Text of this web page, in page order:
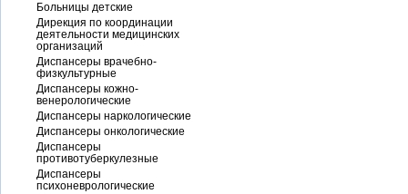
Больницы детские
Дирекция по координации
деятельности медицинских
организаций
Диспансеры врачебно-
физкультурные
Диспансеры кожно-
венерологические
Диспансеры наркологические
Диспансеры онкологические
Диспансеры
противотуберкулезные
Диспансеры
психоневрологические